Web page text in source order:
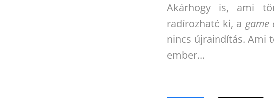
Akárhogy is, ami
radírozható ki, a game
nincs újraindítás. Ami
ember...